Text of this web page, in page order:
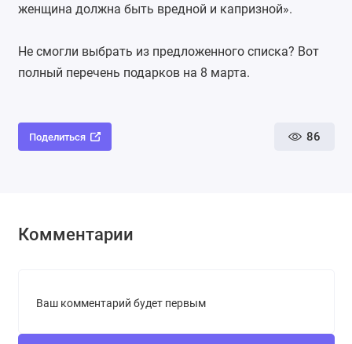
женщина должна быть вредной и капризной».
Не смогли выбрать из предложенного списка? Вот
полный перечень подарков на 8 марта.
Поделиться 86
Комментарии
Ваш комментарий будет первым